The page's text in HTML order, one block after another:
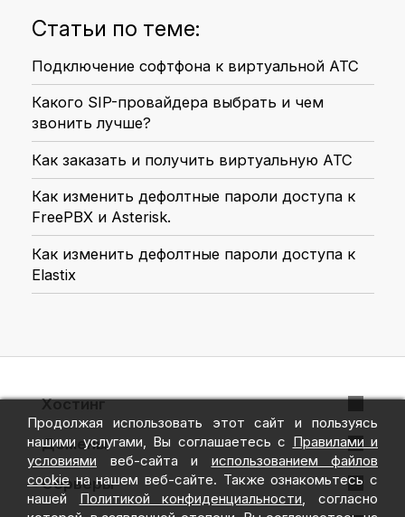
Статьи по теме:
Подключение софтфона к виртуальной АТС
Какого SIP-провайдера выбрать и чем
звонить лучше?
Как заказать и получить виртуальную АТС
Как изменить дефолтные пароли доступа к
FreePBX и Asterisk.
Как изменить дефолтные пароли доступа к
Elastix
Хостинг
VPS + ispmanager
VPS + Hestia
Облачное хранилище
Домены
Регистрация домена
Перенос домена
Серверы
Продолжая использовать этот сайт и пользуясь
нашими услугами, Вы соглашаетесь с Правилами и
условиями веб-сайта и использованием файлов
cookieна нашем веб-сайте. Также ознакомьтесь с
нашей Политикой конфиденциальности, согласно